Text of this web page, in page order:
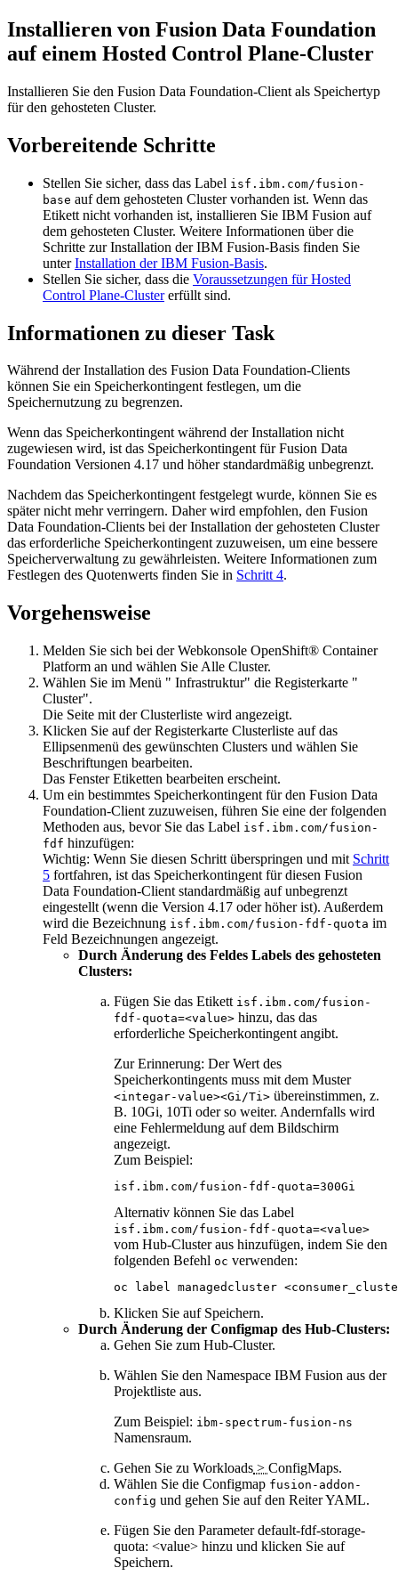
Installieren von Fusion Data Foundation
auf einem Hosted Control Plane-Cluster
Installieren Sie den Fusion Data Foundation-Client als Speichertyp
für den gehosteten Cluster.
Vorbereitende Schritte
Stellen Sie sicher, dass das Label isf.ibm.com/fusion-
base auf dem gehosteten Cluster vorhanden ist. Wenn das
Etikett nicht vorhanden ist, installieren Sie IBM Fusion auf
dem gehosteten Cluster. Weitere Informationen über die
Schritte zur Installation derIBM Fusion-Basis finden Sie
unterInstallation der IBM Fusion-Basis.
Stellen Sie sicher, dass die Voraussetzungen für Hosted
Control Plane-Clustererfüllt sind.
Informationen zu dieser Task
Während der Installation des Fusion Data Foundation-Clients
können Sie ein Speicherkontingent festlegen, um die
Speichernutzung zu begrenzen.
Wenn das Speicherkontingent während der Installation nicht
zugewiesen wird, ist das Speicherkontingent fürFusion Data
Foundation Versionen 4.17 und höher standardmäßig unbegrenzt.
Nachdem das Speicherkontingent festgelegt wurde, können Sie es
später nicht mehr verringern. Daher wird empfohlen, den Fusion
Data Foundation-Clients bei der Installation der gehosteten Cluster
das erforderliche Speicherkontingent zuzuweisen, um eine bessere
Speicherverwaltung zu gewährleisten. Weitere Informationen zum
Festlegen des Quotenwerts finden Sie in Schritt 4.
Vorgehensweise
Melden Sie sich bei der Webkonsole OpenShift® Container
Platform an und wählen Sie Alle Cluster.
Wählen Sie im Menü " Infrastruktur" die Registerkarte "
Cluster".
Die Seite mit der Clusterliste wird angezeigt.
Klicken Sie auf der Registerkarte Clusterliste auf das
Ellipsenmenü des gewünschten Clusters und wählen Sie
Beschriftungen bearbeiten.
Das FensterEtiketten bearbeiten erscheint.
Um ein bestimmtes Speicherkontingent für den Fusion Data
Foundation-Client zuzuweisen, führen Sie eine der folgenden
Methoden aus, bevor Sie das Label isf.ibm.com/fusion-
fdf hinzufügen:
Wichtig: Wenn Sie diesen Schritt überspringen und mit Schritt
5 fortfahren, ist das Speicherkontingent für diesen Fusion
Data Foundation-Client standardmäßig auf unbegrenzt
eingestellt (wenn die Version 4.17 oder höher ist). Außerdem
wird die Bezeichnung isf.ibm.com/fusion-fdf-quota im
Feld Bezeichnungen angezeigt.
Durch Änderung des Feldes Labels des gehosteten
Clusters:
Fügen Sie das Etikett isf.ibm.com/fusion-
fdf-quota=<value> hinzu, das das
erforderliche Speicherkontingent angibt.
Zur Erinnerung: Der Wert des
Speicherkontingents muss mit dem Muster
<integar-value><Gi/Ti> übereinstimmen, z.
B. 10Gi, 10Ti oder so weiter. Andernfalls wird
eine Fehlermeldung auf dem Bildschirm
angezeigt.
Zum Beispiel:
isf.ibm.com/fusion-fdf-quota=300Gi
Alternativ können Sie das Label
isf.ibm.com/fusion-fdf-quota=<value>
vom Hub-Cluster aus hinzufügen, indem Sie den
folgenden Befehl oc verwenden:
oc label managedcluster
Klicken Sie auf Speichern.
Durch Änderung der Configmap des Hub-Clusters:
Gehen Sie zum Hub-Cluster.
Wählen Sie den Namespace IBM Fusion aus der
Projektliste aus.
Zum Beispiel: ibm-spectrum-fusion-ns
Namensraum.
Gehen Sie zu Workloads > ConfigMaps.
Wählen Sie die Configmap fusion-addon-
config und gehen Sie auf den ReiterYAML.
Fügen Sie den Parameterdefault-fdf-storage-
quota: <value> hinzu und klicken Sie auf
Speichern.